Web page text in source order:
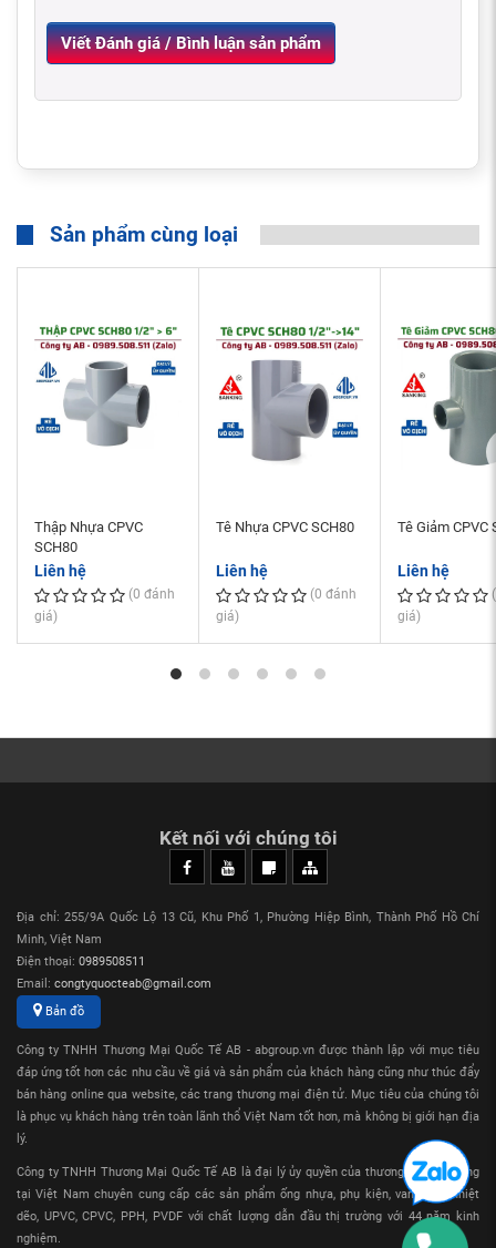
Viết Đánh giá / Bình luận sản phẩm
Sản phẩm cùng loại
Thập Nhựa CPVC
SCH80
Liên hệ
(0 đánh
giá)
Tê Nhựa CPVC SCH80
Liên hệ
(0 đánh
giá)
Tê Giảm CPVC
Liên hệ
giá)
Kết nối với chúng tôi
Địa chỉ: 255/9A Quốc Lộ 13 Cũ, Khu Phố 1, Phường Hiệp Bình, Thành Phố Hồ Chí
Minh, Việt Nam
Điện thoại: 0989508511
Email: congtyquocteab@gmail.com
Bản đồ
Công ty TNHH Thương Mại Quốc Tế AB - abgroup.vn được thành lập với mục tiêu
đáp ứng tốt hơn các nhu cầu về giá và sản phẩm của khách hàng cũng như thúc đẩy
bán hàng online qua website, các trang thương mại điện tử. Mục tiêu của chúng tôi
là phục vụ khách hàng trên toàn lãnh thổ Việt Nam tốt hơn, mà không bị giới hạn địa
lý.
Công ty TNHH Thương Mại Quốc Tế AB là đại lý ủy quyền của thương hiệu Sanking
tại Việt Nam chuyên cung cấp các sản phẩm ống nhựa, phụ kiện, van nhựa nhiệt
dẽo, UPVC, CPVC, PPH, PVDF với chất lượng dẫn đầu thị trường với 44 năm kinh
nghiệm.